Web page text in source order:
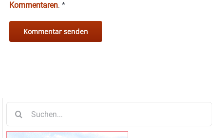
Kommentaren. *
nach: